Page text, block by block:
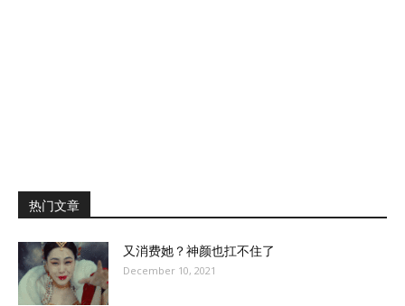
热门文章
又消费她？神颜也扛不住了
December 10, 2021